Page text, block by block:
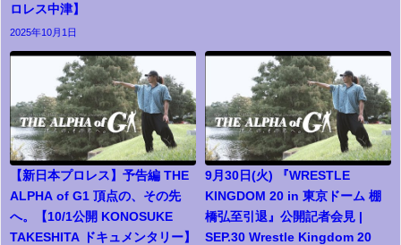
ロレス中津】
2025年10月1日
【新日本プロレス】予告編 THE
ALPHA of G1 頂点の、その先
へ。【10/1公開 KONOSUKE
TAKESHITA ドキュメンタリー】
9月30日(火) 『WRESTLE
KINGDOM 20 in 東京ドーム 棚
橋弘至引退』公開記者会見 |
SEP.30 Wrestle Kingdom 20